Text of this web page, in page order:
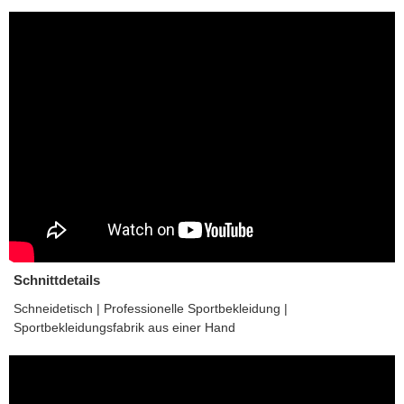
Schnittdetails
Schneidetisch | Professionelle Sportbekleidung |
Sportbekleidungsfabrik aus einer Hand